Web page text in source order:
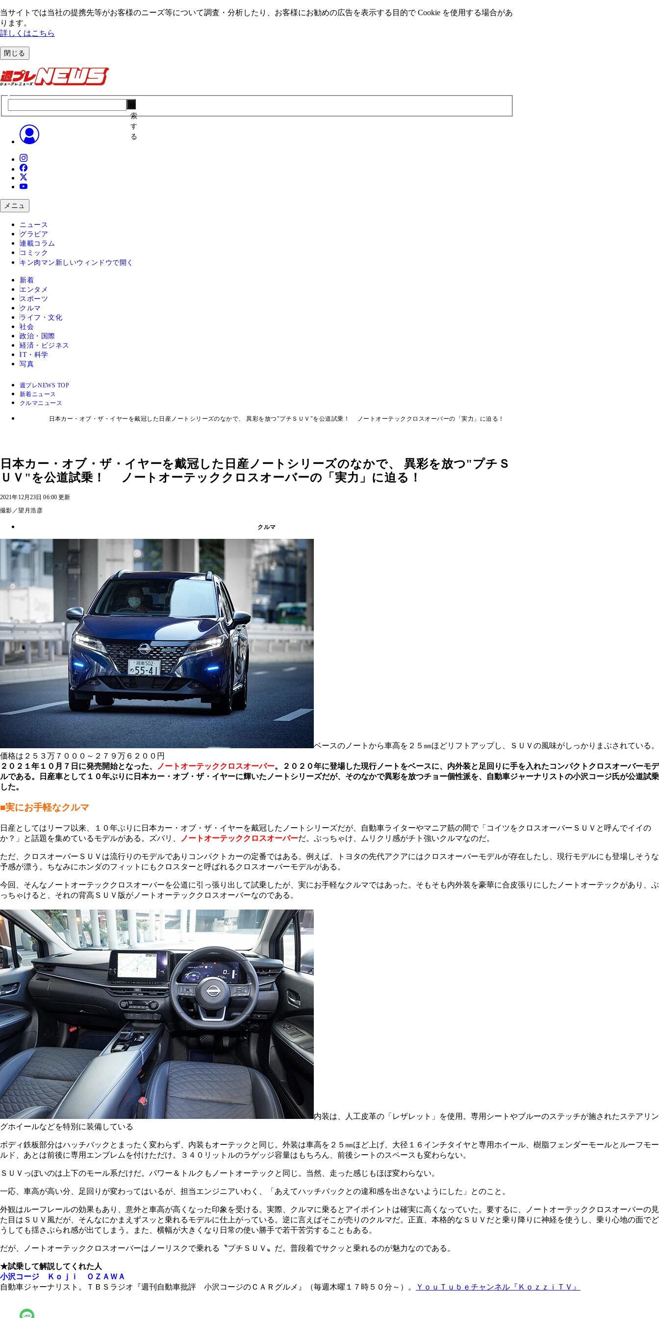
当サイトでは当社の提携先等がお客様のニーズ等について調査・分析したり、お客様にお勧めの広告を表⽰する⽬的で Cookie を使⽤する場合があ
ります。
詳しくはこちら
閉じる
索
す
る
メニュ
ニュース
グラビア
連載コラム
コミック
キン肉マン 新しいウィンドウで開く
新着
エンタメ
スポーツ
クルマ
ライフ・文化
社会
政治・国際
経済・ビジネス
IT・科学
写真
週プレNEWS TOP
新着ニュース
クルマニュース
日本カー・オブ・ザ・イヤーを戴冠した日産ノートシリーズのなかで、 異彩を放つ"プチＳＵＶ"を公道試乗！ ノートオーテッククロスオーバーの「実力」に迫る！
日本カー・オブ・ザ・イヤーを戴冠した日産ノートシリーズのなかで、 異彩を放つ"プチＳ
ＵＶ"を公道試乗！ ノートオーテッククロスオーバーの「実力」に迫る！
2021年12月23日 06:00 更新
撮影／望月浩彦
クルマ
ベースのノートから車高を２５㎜ほどリフトアップし、ＳＵＶの風味がしっかりまぶされている。
価格は２５３万７０００～２７９万６２００円
２０２１年１０月７日に発売開始となった、
ノートオーテッククロスオーバー。２０２０年に登場した現行ノートをベースに、内外装と足回りに手を入れたコンパクトクロスオーバーモデ
ルである。日産車として１０年ぶりに日本カー・オブ・ザ・イヤーに輝いたノートシリーズだが、そのなかで異彩を放つチョー個性派を、自動車ジャーナリストの小沢コージ氏が公道試乗
した。
■実にお手軽なクルマ
日産としてはリーフ以来、１０年ぶりに日本カー・オブ・ザ・イヤーを戴冠したノートシリーズだが、自動車ライターやマニア筋の間で「コイツをクロスオーバーＳＵＶと呼んでイイの
か？」と話題を集めているモデルがある。ズバリ、
ノートオーテッククロスオーバーだ。ぶっちゃけ、ムリクリ感がチト強いクルマなのだ。
ただ、クロスオーバーＳＵＶは流行りのモデルでありコンパクトカーの定番ではある。例えば、トヨタの先代アクアにはクロスオーバーモデルが存在したし、現行モデルにも登場しそうな
予感が漂う。ちなみにホンダのフィットにもクロスターと呼ばれるクロスオーバーモデルがある。
今回、そんなノートオーテッククロスオーバーを公道に引っ張り出して試乗したが、実にお手軽なクルマではあった。そもそも内外装を豪華に合皮張りにしたノートオーテックがあり、ぶ
っちゃけると、それの背高ＳＵＶ版がノートオーテッククロスオーバーなのである。
内装は、人工皮革の「レザレット」を使用。専用シートやブルーのステッチが施されたステアリン
グホイールなどを特別に装備している
ボディ鉄板部分はハッチバックとまったく変わらず、内装もオーテックと同じ。外装は車高を２５㎜ほど上げ、大径１６インチタイヤと専用ホイール、樹脂フェンダーモールとルーフモー
ルド、あとは前後に専用エンブレムを付けただけ。３４０リットルのラゲッジ容量はもちろん、前後シートのスペースも変わらない。
ＳＵＶっぽいのは上下のモール系だけだ。パワー＆トルクもノートオーテックと同じ。当然、走った感じもほぼ変わらない。
一応、車高が高い分、足回りが変わってはいるが、担当エンジニアいわく、「あえてハッチバックとの違和感を出さないようにした」とのこと。
外観はルーフレールの効果もあり、意外と車高が高くなった印象を受ける。実際、クルマに乗るとアイポイントは確実に高くなっていた。要するに、ノートオーテッククロスオーバーの見
た目はＳＵＶ風だが、そんなにかまえずスッと乗れるモデルに仕上がっている。逆に言えばそこが売りのクルマだ。正直、本格的なＳＵＶだと乗り降りに神経を使うし、乗り心地の面でど
うしても揺さぶられ感が出てしまう。また、横幅が大きくなり日常の使い勝手で若干苦労することもある。
だが、ノートオーテッククロスオーバーはノーリスクで乗れる〝プチＳＵＶ〟だ。普段着でサクッと乗れるのが魅力なのである。
★試乗して解説してくれた人
小沢コージ Ｋｏｊｉ ＯＺＡＷＡ
自動車ジャーナリスト。ＴＢＳラジオ『週刊自動車批評 小沢コージのＣＡＲグルメ』（毎週木曜１７時５０分～）。
ＹｏｕＴｕｂｅチャンネル『ＫｏｚｚｉＴＶ』